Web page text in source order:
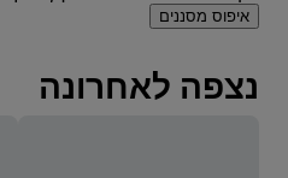
איפוס מסננים
נצפה לאחרונה